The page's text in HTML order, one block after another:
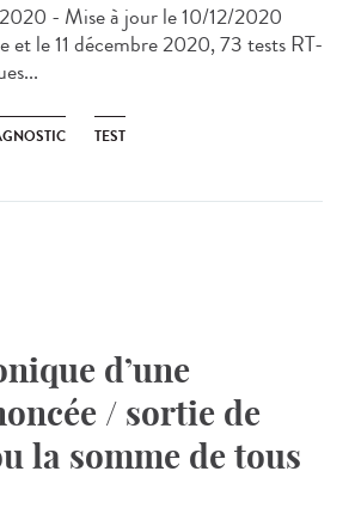
- Mise à jour le 10/12/2020
et le 11 décembre 2020, 73 tests RT-
TEST
d’une
/ sortie de
la somme de tous